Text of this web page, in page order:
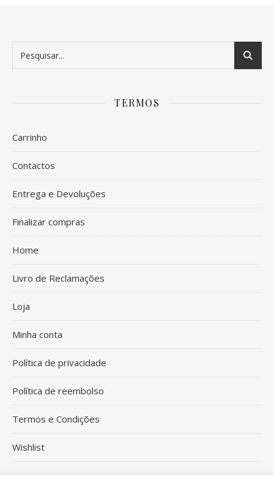
TERMOS
Carrinho
Contactos
Entrega e Devoluções
Finalizar compras
Home
Livro de Reclamações
Loja
Minha conta
Política de privacidade
Política de reembolso
Termos e Condições
Wishlist